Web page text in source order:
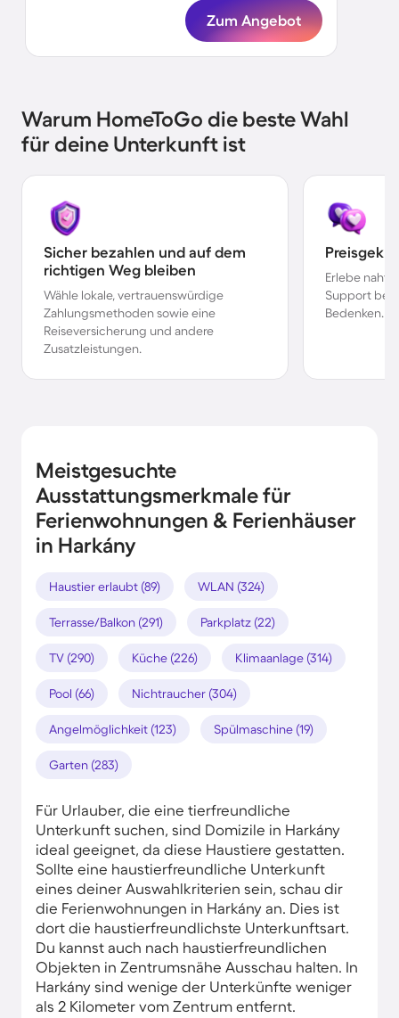
Zum Angebot
Warum HomeToGo die beste Wahl
für deine Unterkunft ist
Sicher bezahlen und auf dem
richtigen Weg bleiben
Wähle lokale, vertrauenswürdige
Zahlungsmethoden sowie eine
Reiseversicherung und andere
Zusatzleistungen.
Erlebe
Support bei
Bedenken.
Meistgesuchte
Ausstattungsmerkmale für
Ferienwohnungen & Ferienhäuser
in Harkány
Haustier erlaubt (89) WLAN (324)
Terrasse/Balkon (291) Parkplatz (22)
TV (290) Küche (226) Klimaanlage (314)
Pool (66) Nichtraucher (304)
Angelmöglichkeit (123) Spülmaschine (19)
Garten (283)
Für Urlauber, die eine tierfreundliche
Unterkunft suchen, sind Domizile in Harkány
ideal geeignet, da diese Haustiere gestatten.
Sollte eine haustierfreundliche Unterkunft
eines deiner Auswahlkriterien sein, schau dir
die Ferienwohnungen in Harkány an. Dies ist
dort die haustierfreundlichste Unterkunftsart.
Du kannst auch nach haustierfreundlichen
Objekten in Zentrumsnähe Ausschau halten. In
Harkány sind wenige der Unterkünfte weniger
als 2 Kilometer vom Zentrum entfernt.